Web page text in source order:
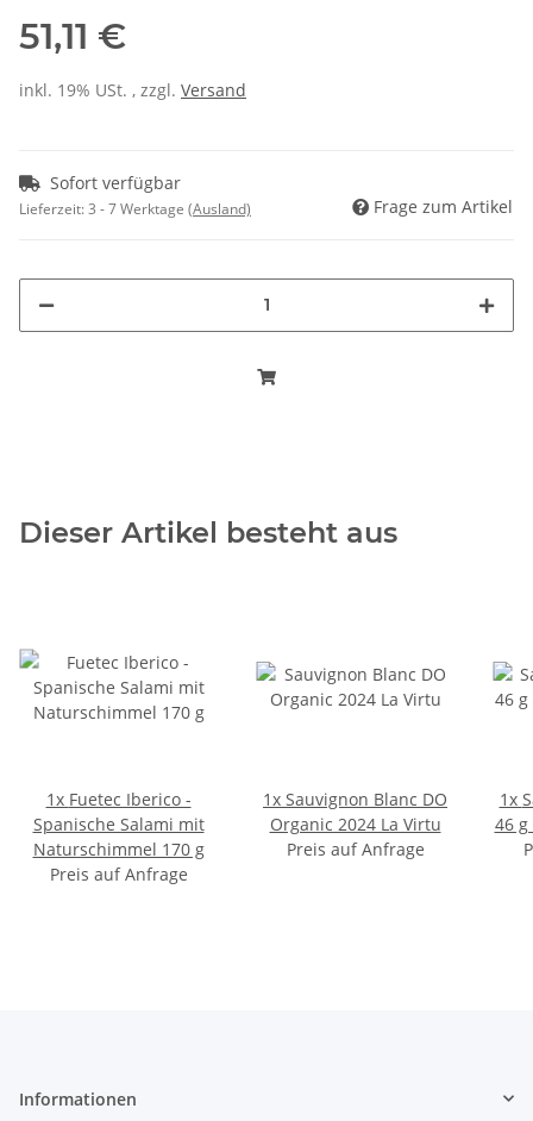
51,11 €
inkl. 19% USt. , zzgl. Versand
Sofort verfügbar
Lieferzeit:3 - 7 Werktage (Ausland) Frage zum Artikel
Dieser Artikel besteht aus
1x Fuetec Iberico -
Spanische Salami mit
Naturschimmel 170 g
Preis auf Anfrage
1x Sauvignon Blanc DO
Organic 2024 La Virtu
Preis auf Anfrage
1x
46 g
Informationen